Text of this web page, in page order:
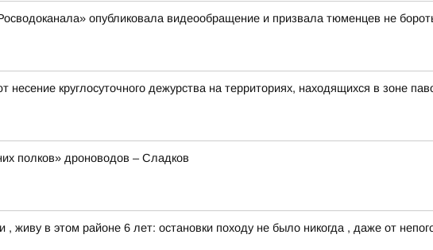
опубликовала видеообращение и призвала тюменцев не
круглосуточного дежурства на территориях, находящихся в зоне
полков» дроноводов – Сладков
в этом районе 6 лет: остановки походу не было никогда , даже от